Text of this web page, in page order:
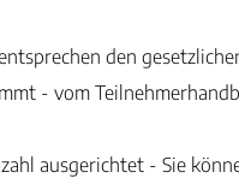
den
- vom
ausgerichtet - Sie